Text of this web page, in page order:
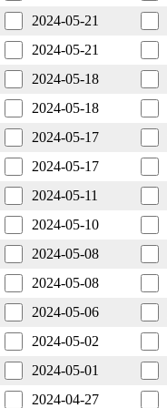
2024-05-21
2024-05-21
2024-05-18
2024-05-18
2024-05-17
2024-05-17
2024-05-11
2024-05-10
2024-05-08
2024-05-08
2024-05-06
2024-05-02
2024-05-01
2024-04-27